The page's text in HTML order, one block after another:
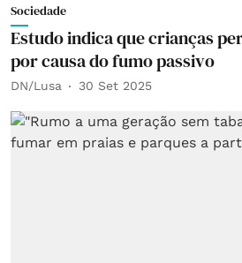
Sociedade
Estudo indica que crianças
por causa do fumo passivo
DN/Lusa 30 Set 2025